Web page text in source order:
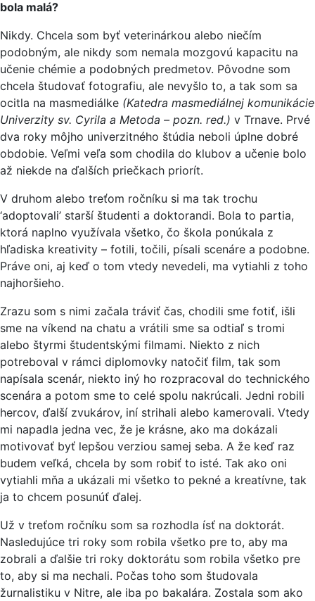
bola malá?
Nikdy. Chcela som byť veterinárkou alebo niečím
podobným, ale nikdy som nemala mozgovú kapacitu na
učenie chémie a podobných predmetov. Pôvodne som
chcela študovať fotografiu, ale nevyšlo to, a tak som sa
ocitla na masmediálke (Katedra masmediálnej komunikácie
Univerzity sv. Cyrila a Metoda – pozn. red.) v Trnave. Prvé
dva roky môjho univerzitného štúdia neboli úplne dobré
obdobie. Veľmi veľa som chodila do klubov a učenie bolo
až niekde na ďalších priečkach priorít.
V druhom alebo treťom ročníku si ma tak trochu
‘adoptovali’ starší študenti a doktorandi. Bola to partia,
ktorá naplno využívala všetko, čo škola ponúkala z
hľadiska kreativity – fotili, točili, písali scenáre a podobne.
Práve oni, aj keď o tom vtedy nevedeli, ma vytiahli z toho
najhoršieho.
Zrazu som s nimi začala tráviť čas, chodili sme fotiť, išli
sme na víkend na chatu a vrátili sme sa odtiaľ s tromi
alebo štyrmi študentskými filmami. Niekto z nich
potreboval v rámci diplomovky natočiť film, tak som
napísala scenár, niekto iný ho rozpracoval do technického
scenára a potom sme to celé spolu nakrúcali. Jedni robili
hercov, ďalší zvukárov, iní strihali alebo kamerovali. Vtedy
mi napadla jedna vec, že je krásne, ako ma dokázali
motivovať byť lepšou verziou samej seba. A že keď raz
budem veľká, chcela by som robiť to isté. Tak ako oni
vytiahli mňa a ukázali mi všetko to pekné a kreatívne, tak
ja to chcem posunúť ďalej.
Už v treťom ročníku som sa rozhodla ísť na doktorát.
Nasledujúce tri roky som robila všetko pre to, aby ma
zobrali a ďalšie tri roky doktorátu som robila všetko pre
to, aby si ma nechali. Počas toho som študovala
žurnalistiku v Nitre, ale iba po bakalára. Zostala som ako